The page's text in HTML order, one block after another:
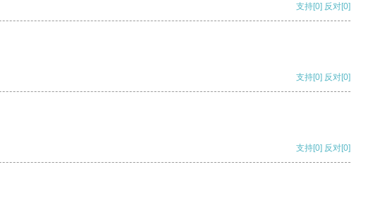
支持[0] 反对[0]
支持[0] 反对[0]
支持[0] 反对[0]